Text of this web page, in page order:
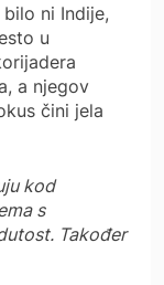
ni Indije,
u
a njegov
čini jela
kod
s
Također